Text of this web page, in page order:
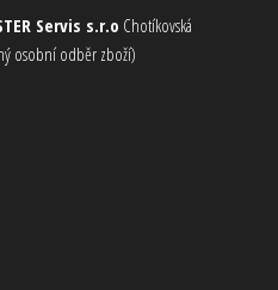
Servis s.r.o Chotíkovská
osobní odběr zboží)